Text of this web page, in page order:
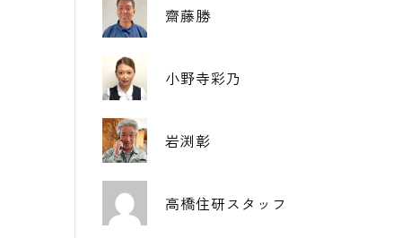
齋藤勝
小野寺彩乃
岩渕彰
高橋住研スタッフ